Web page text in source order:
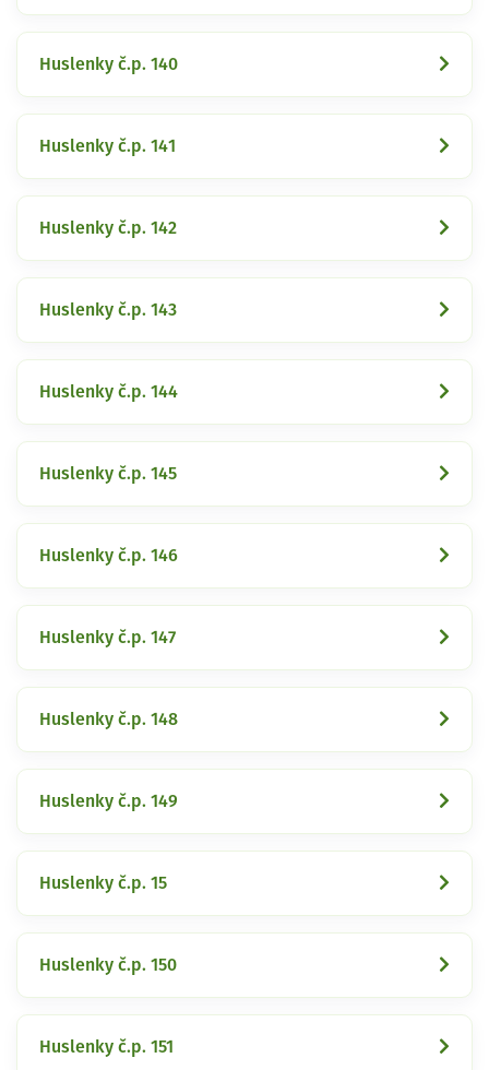
Huslenky č.p. 140
Huslenky č.p. 141
Huslenky č.p. 142
Huslenky č.p. 143
Huslenky č.p. 144
Huslenky č.p. 145
Huslenky č.p. 146
Huslenky č.p. 147
Huslenky č.p. 148
Huslenky č.p. 149
Huslenky č.p. 15
Huslenky č.p. 150
Huslenky č.p. 151